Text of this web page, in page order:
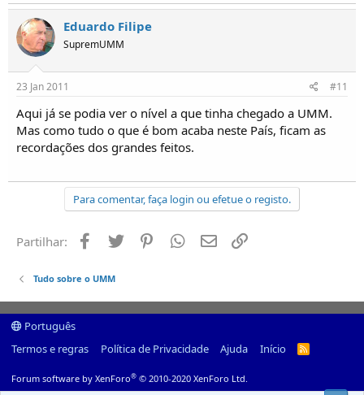
Eduardo Filipe
SupremUMM
23 Jan 2011 #11
Aqui já se podia ver o nível a que tinha chegado a UMM.
Mas como tudo o que é bom acaba neste País, ficam as
recordações dos grandes feitos.
Para comentar, faça login ou efetue o registo.
Partilhar: Facebook
Twitter PinterestWhatsapp
Email
Tudo sobre o UMM
Português
Termos e regras
Política de Privacidade Ajuda Início
R
Forum software by XenForo® © 2010-2020 XenForo Ltd.